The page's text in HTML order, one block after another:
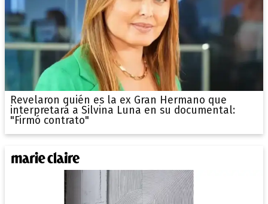
Revelaron quién es la ex Gran Hermano que
interpretará a Silvina Luna en su documental:
"Firmó contrato"